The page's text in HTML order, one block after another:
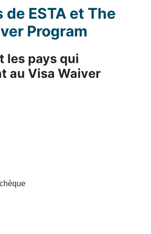
de ESTA et The
Program
les pays qui
au Visa Waiver